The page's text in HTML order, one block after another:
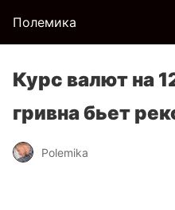
Полемика
Курс валют на
гривна бьет
Polemika